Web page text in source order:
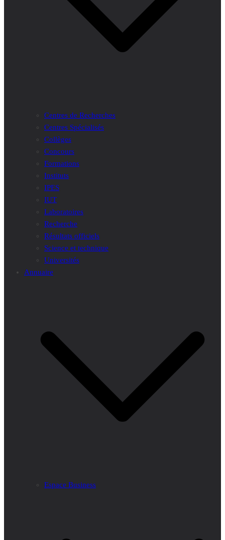
Centres de Recherches
Centres Spécialisés
Collèges
Concours
Formations
Instituts
IPES
IUT
Laboratoires
Recherche
Résultats officiels
Science et technique
Universités
Annuaire
Espace Business